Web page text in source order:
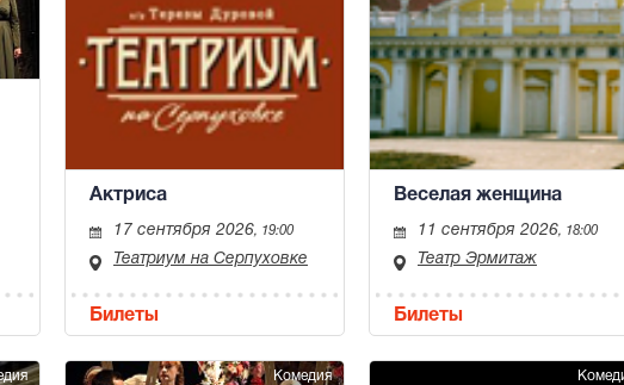
Актриса
17 сентября 2026, 19:00
Театриум на Серпуховке
Билеты
Веселая женщина
11 сентября 2026, 18:00
Театр Эрмитаж
Билеты
Комедия